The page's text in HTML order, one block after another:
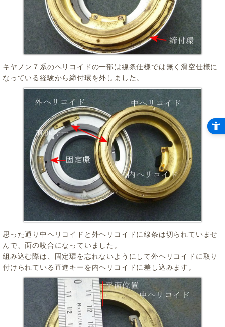
キヤノン７系のヘリコイドの一部は線条仕様では無く滑空仕様に
なっている経験から締付環を外しました。
思った通り中ヘリコイドと外ヘリコイドに線条は切られていませ
んで、面の咬合になっていました。
組み込む際は、固定環を忘れないようにして外ヘリコイドに取り
付けられている直進キーを内ヘリコイドに差し込みます。